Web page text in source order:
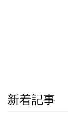
新着記事